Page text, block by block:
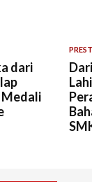
dari